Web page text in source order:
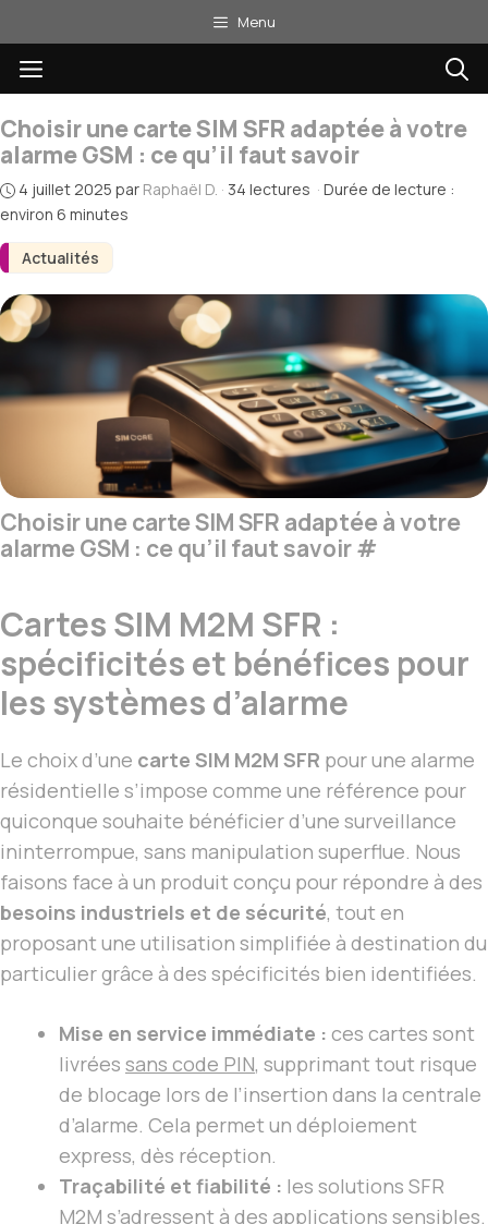
au
contenu
Menu
Menu
Actualités
Choisir une carte SIM SFR adaptée à votre
alarme GSM : ce qu’il faut savoir
4 juillet 2025 par Raphaël D. · 34 lectures · Durée de lecture :
environ 6 minutes
Choisir une carte SIM SFR adaptée à votre
alarme GSM : ce qu’il faut savoir#
Cartes SIM M2M SFR :
spécificités et bénéfices pour
les systèmes d’alarme
Le choix d’une carte SIM M2M SFR pour une alarme
résidentielle s’impose comme une référence pour
quiconque souhaite bénéficier d’une surveillance
ininterrompue, sans manipulation superflue. Nous
faisons face à un produit conçu pour répondre à des
besoins industriels et de sécurité, tout en
proposant une utilisation simplifiée à destination du
particulier grâce à des spécificités bien identifiées.
Mise en service immédiate : ces cartes sont
livrées sans code PIN, supprimant tout risque
de blocage lors de l’insertion dans la centrale
d’alarme. Cela permet un déploiement
express, dès réception.
Traçabilité et fiabilité : les solutions SFR
M2M s’adressent à des applications sensibles.